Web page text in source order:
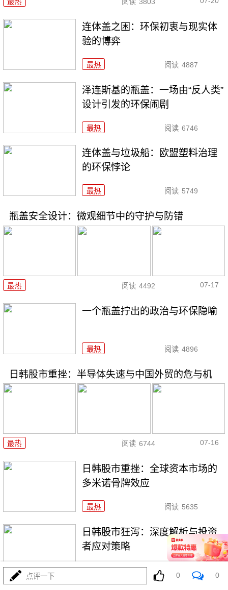
连体盖之困：环保初衷与现实体
验的博弈
最热 阅读 4887
泽连斯基的瓶盖：一场由“反人类”
设计引发的环保闹剧
最热 阅读 6746
连体盖与垃圾船：欧盟塑料治理
的环保悖论
最热 阅读 5749
瓶盖安全设计：微观细节中的守护与防错
最热 阅读 4492 07-17
一个瓶盖拧出的政治与环保隐喻
最热 阅读 4896
日韩股市重挫：半导体失速与中国外贸的危与机
最热 阅读 6744 07-16
日韩股市重挫：全球资本市场的
多米诺骨牌效应
最热 阅读 5635
日韩股市狂泻：深度解析与投资
者应对策略
最热 5158
点评一下 0 0